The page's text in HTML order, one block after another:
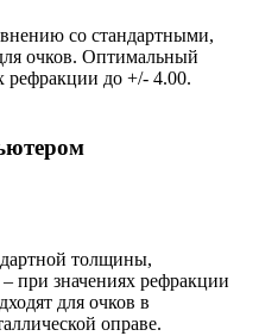
со стандартными,
очков. Оптимальный
рефракции до +/- 4.00.
толщины,
при значениях рефракции
для очков в
оправе.